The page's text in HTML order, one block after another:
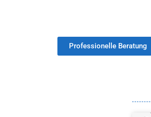
Professionelle Beratung